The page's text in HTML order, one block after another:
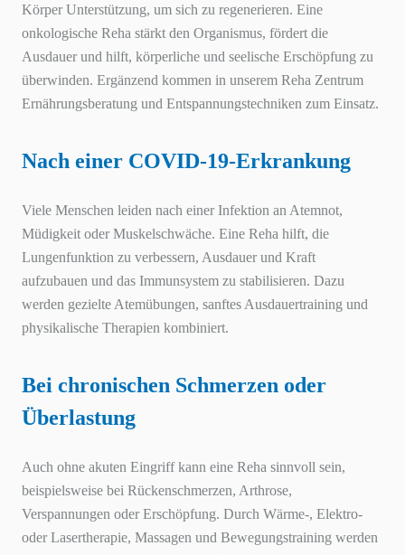
Körper Unterstützung, um sich zu regenerieren. Eine
onkologische Reha stärkt den Organismus, fördert die
Ausdauer und hilft, körperliche und seelische Erschöpfung zu
überwinden. Ergänzend kommen in unserem Reha Zentrum
Ernährungsberatung und Entspannungstechniken zum Einsatz.
Nach einer COVID-19-Erkrankung
Viele Menschen leiden nach einer Infektion an Atemnot,
Müdigkeit oder Muskelschwäche. Eine Reha hilft, die
Lungenfunktion zu verbessern, Ausdauer und Kraft
aufzubauen und das Immunsystem zu stabilisieren. Dazu
werden gezielte Atemübungen, sanftes Ausdauertraining und
physikalische Therapien kombiniert.
Bei chronischen Schmerzen oder
Überlastung
Auch ohne akuten Eingriff kann eine Reha sinnvoll sein,
beispielsweise bei Rückenschmerzen, Arthrose,
Verspannungen oder Erschöpfung. Durch Wärme-, Elektro-
oder Lasertherapie, Massagen und Bewegungstraining werden